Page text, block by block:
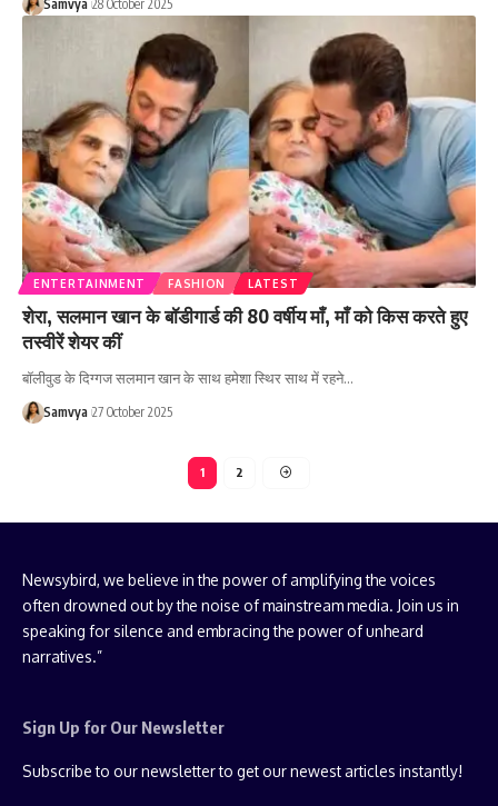
Samvya 28 October 2025
ENTERTAINMENT FASHION LATEST
शेरा, सलमान खान के बॉडीगार्ड की 80 वर्षीय माँ, माँ को किस करते हुए
तस्वीरें शेयर कीं
बॉलीवुड के दिग्गज सलमान खान के साथ हमेशा स्थिर साथ में रहने…
Samvya 27 October 2025
1 2
Newsybird, we believe in the power of amplifying the voices
often drowned out by the noise of mainstream media. Join us in
speaking for silence and embracing the power of unheard
narratives.”
Sign Up for Our Newsletter
Subscribe to our newsletter to get our newest articles instantly!